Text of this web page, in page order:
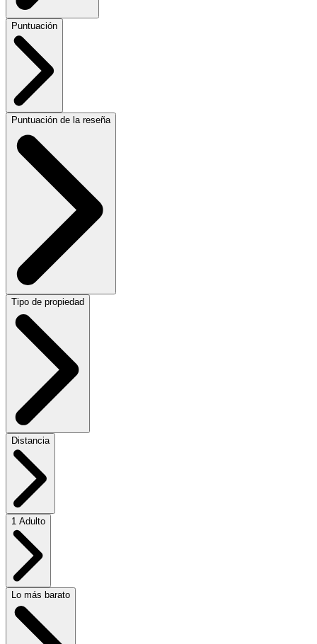
Puntuación
Puntuación de la reseña
Tipo de propiedad
Distancia
1 Adulto
Lo más barato